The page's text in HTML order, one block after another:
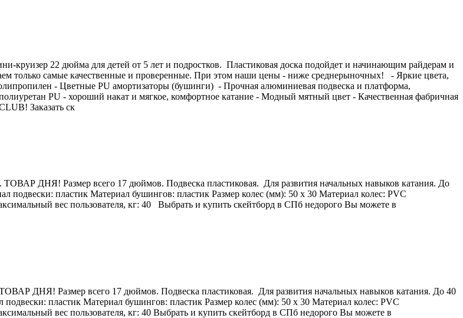
круизер 22 дюйма для детей от 5 лет и подростков. Пластиковая доска подойдет и начинающим райдерам и
только самые качественные и проверенные. При этом наши цены - ниже среднерыночных! - Яркие цвета,
- Цветные PU амортизаторы (бушинги) - Прочная алюминиевая подвеска и платформа,
PU - хороший накат и мягкое, комфортное катание - Модный мятный цвет - Качественная фабричная
Заказать ск
ДНЯ! Размер всего 17 дюймов. Подвеска пластиковая. Для развития начальных навыков катания. До
подвески: пластик Материал бушингов: пластик Размер колес (мм): 50 х 30 Материал колес: PVC
вес пользователя, кг: 40 Выбрать и купить скейтборд в СПб недорого Вы можете в
ДНЯ! Размер всего 17 дюймов. Подвеска пластиковая. Для развития начальных навыков катания. До 40
пластик Материал бушингов: пластик Размер колес (мм): 50 х 30 Материал колес: PVC
вес пользователя, кг: 40 Выбрать и купить скейтборд в СПб недорого Вы можете в